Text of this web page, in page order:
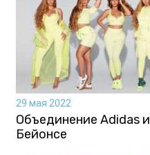
29 мая 2022
Объединение Adidas и
Бейонсе